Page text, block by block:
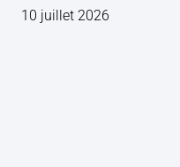
10 juillet 2026